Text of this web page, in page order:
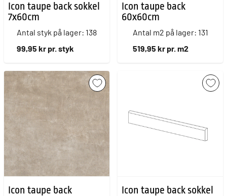
Icon taupe back sokkel
7x60cm
Antal styk på lager: 138
99,95 kr pr. styk
Icon taupe back
60x60cm
Antal m2 på lager: 131
519,95 kr pr. m2
Icon taupe back
Icon taupe back sokkel